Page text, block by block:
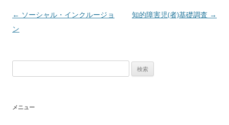
投
稿
← ソーシャル・インクルージョ
ン
知的障害児(者)基礎調査 →
索:
メニュー